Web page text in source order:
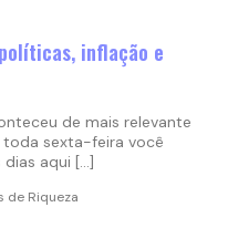
inflação e
de mais relevante
toda sexta-feira você
aqui […]
de Riqueza